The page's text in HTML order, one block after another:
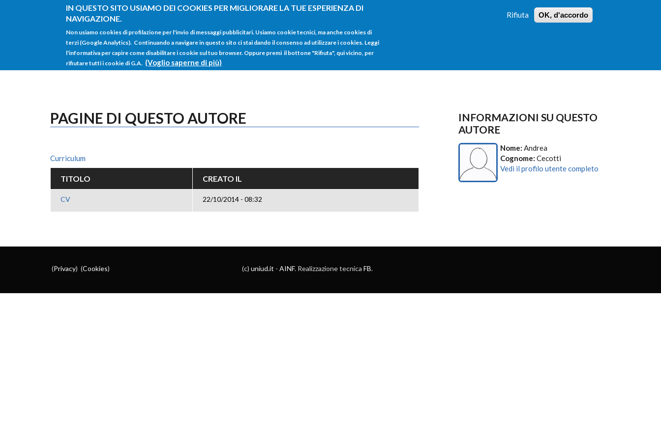
IN QUESTO SITO USIAMO DEI COOKIES PER MIGLIORARE LA TUE ESPERIENZA DI
NAVIGAZIONE.
Non usiamo cookies di profilazione per l'invio di messaggi pubblicitari. Usiamo cookie tecnici, ma anche cookies di
terzi (Google Analytics). Continuando a navigare in questo sito ci stai dando il consenso ad utilizzare i cookies. Leggi
l'informativa per capire come disabilitare i cookie sul tuo browser. Oppure premi il bottone "Rifiuta", qui vicino, per
rifiutare tutti i cookie di G.A. (Voglio saperne di più)
Rifiuta OK, d'accordo
Salta al contenuto principale
RICERCA
HOME
PAGINE DI QUESTO AUTORE
Curriculum
TITOLO CREATO IL
CV 22/10/2014 - 08:32
INFORMAZIONI SU QUESTO
AUTORE
Nome: Andrea
Cognome: Cecotti
Vedi il profilo utente completo
(Privacy) (Cookies) (c) uniud.it - AINF. Realizzazione tecnica FB.